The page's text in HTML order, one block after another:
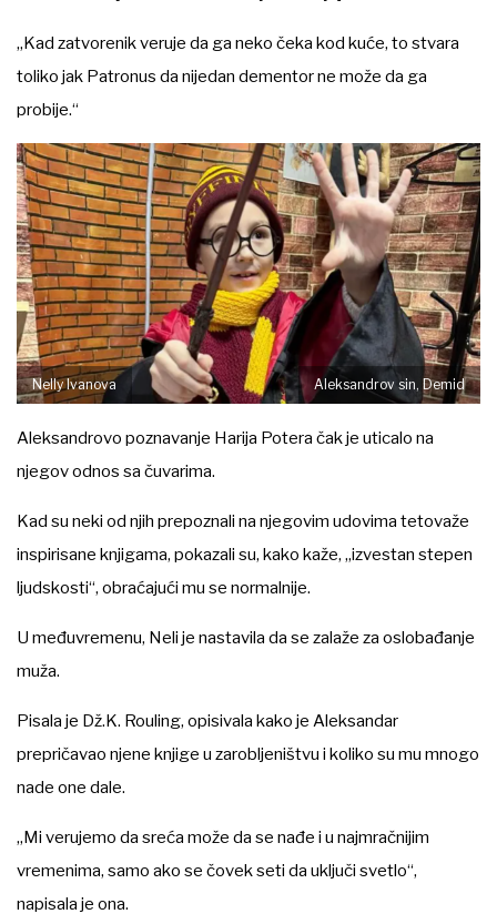
„Kad zatvorenik veruje da ga neko čeka kod kuće, to stvara
toliko jak Patronus da nijedan dementor ne može da ga
probije.“
Nelly Ivanova Aleksandrov sin, Demid
Aleksandrovo poznavanje Harija Potera čak je uticalo na
njegov odnos sa čuvarima.
Kad su neki od njih prepoznali na njegovim udovima tetovaže
inspirisane knjigama, pokazali su, kako kaže, „izvestan stepen
ljudskosti“, obraćajući mu se normalnije.
U međuvremenu, Neli je nastavila da se zalaže za oslobađanje
muža.
Pisala je Dž.K. Rouling, opisivala kako je Aleksandar
prepričavao njene knjige u zarobljeništvu i koliko su mu mnogo
nade one dale.
„Mi verujemo da sreća može da se nađe i u najmračnijim
vremenima, samo ako se čovek seti da uključi svetlo“,
napisala je ona.